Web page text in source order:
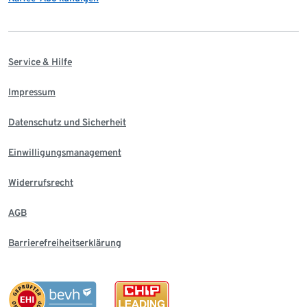
Service & Hilfe
Impressum
Datenschutz und Sicherheit
Einwilligungsmanagement
Widerrufsrecht
AGB
Barrierefreiheitserklärung